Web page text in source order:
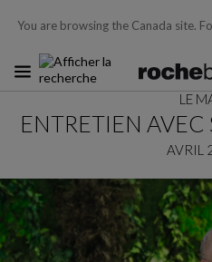
You are browsing the Canada site.
LE
ENTRETIEN AVEC
AVRIL